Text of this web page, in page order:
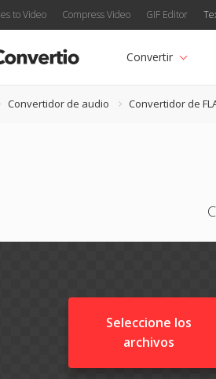
to Video Compress Video GIF Editor
Convertir
Convertidor de audio Convertidor de
Seleccione los
archivos